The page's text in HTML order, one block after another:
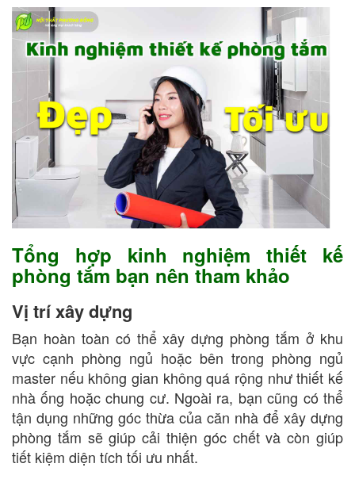
Tổng hợp kinh nghiệm thiết kế
phòng tắm bạn nên tham khảo
Vị trí xây dựng
Bạn hoàn toàn có thể xây dựng phòng tắm ở khu
vực cạnh phòng ngủ hoặc bên trong phòng ngủ
master nếu không gian không quá rộng như thiết kế
nhà ống hoặc chung cư. Ngoài ra, bạn cũng có thể
tận dụng những góc thừa của căn nhà để xây dựng
phòng tắm sẽ giúp cải thiện góc chết và còn giúp
tiết kiệm diện tích tối ưu nhất.